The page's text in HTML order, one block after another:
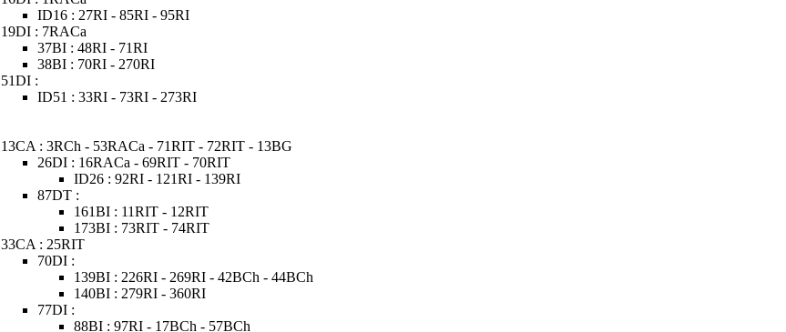
ID16 : 27RI - 85RI - 95RI
19DI : 7RACa
37BI : 48RI - 71RI
38BI : 70RI - 270RI
51DI :
ID51 : 33RI - 73RI - 273RI
13CA : 3RCh - 53RACa - 71RIT - 72RIT - 13BG
26DI : 16RACa - 69RIT - 70RIT
ID26 : 92RI - 121RI - 139RI
87DT :
161BI : 11RIT - 12RIT
173BI : 73RIT - 74RIT
33CA : 25RIT
70DI :
139BI : 226RI - 269RI - 42BCh - 44BCh
140BI : 279RI - 360RI
77DI :
88BI : 97RI - 17BCh - 57BCh